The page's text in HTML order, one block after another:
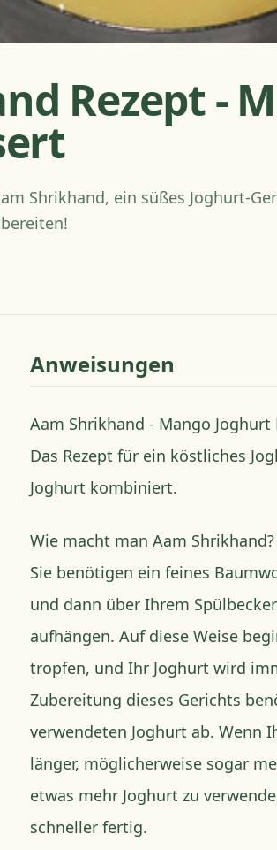
Rezept -
Shrikhand, ein süßes Joghurt-
Anweisungen
Aam Shrikhand - Mango Joghurt
Das Rezept für ein köstliches
Joghurt kombiniert.
Wie macht man Aam Shrikhand?
Sie benötigen ein feines
und dann über Ihrem
aufhängen. Auf diese Weise
tropfen, und Ihr Joghurt wird
Zubereitung dieses Gerichts
verwendeten Joghurt ab. Wenn
länger, möglicherweise sogar
etwas mehr Joghurt zu
schneller fertig.